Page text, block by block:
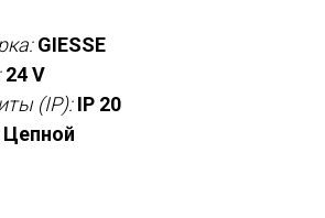
GIESSE
24 V
(IP): IP 20
Цепной